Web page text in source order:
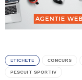
ETICHETE CONCURS
PESCUIT SPORTIV